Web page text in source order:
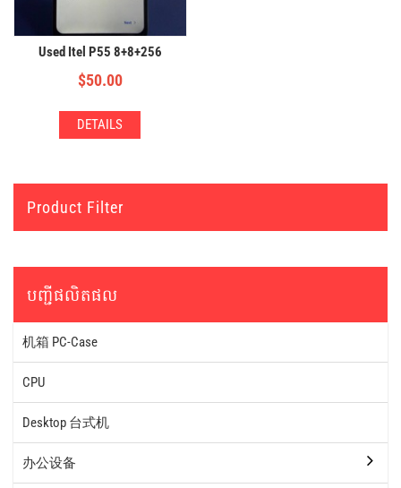
Used Itel P55 8+8+256
$50.00
DETAILS
Product Filter
បញ្ជីផលិតផល
机箱 PC-Case
CPU
Desktop 台式机
办公设备